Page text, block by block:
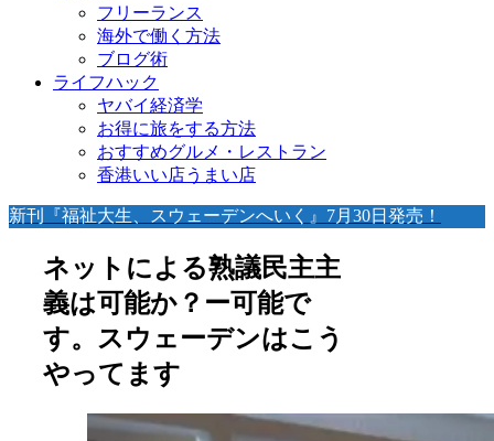
フリーランス
海外で働く方法
ブログ術
ライフハック
ヤバイ経済学
お得に旅をする方法
おすすめグルメ・レストラン
香港いい店うまい店
新刊『福祉大生、スウェーデンへいく』7月30日発売！
ネットによる熟議民主主
義は可能か？ー可能で
す。スウェーデンはこう
やってます